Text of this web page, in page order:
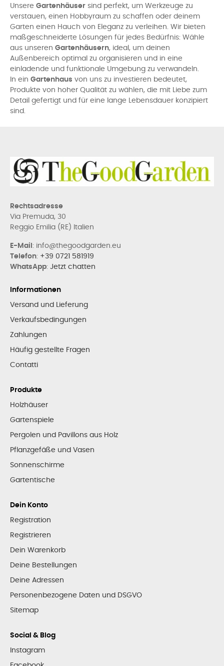
Unsere Gartenhäuser sind perfekt, um Werkzeuge zu
verstauen, einen Hobbyraum zu schaffen oder deinem
Garten einen Hauch von Eleganz zu verleihen. Wir bieten
maßgeschneiderte Lösungen für jedes Bedürfnis: Wähle
aus unseren Gartenhäusern, ideal, um deinen
Außenbereich optimal zu organisieren und in eine
einladende und funktionale Umgebung zu verwandeln.
In ein Gartenhaus von uns zu investieren bedeutet,
Produkte von hoher Qualität zu wählen, die mit Liebe zum
Detail gefertigt und für eine lange Lebensdauer konzipiert
sind.
Rechtsadresse
Via Premuda, 30
Reggio Emilia (RE) Italien
E-Mail : info@thegoodgarden.eu
Telefon: +39 0721 581919
WhatsApp: Jetzt chatten
Informationen
Versand und Lieferung
Verkaufsbedingungen
Zahlungen
Häufig gestellte Fragen
Contatti
Produkte
Holzhäuser
Gartenspiele
Pergolen und Pavillons aus Holz
Pflanzgefäße und Vasen
Sonnenschirme
Gartentische
Dein Konto
Registration
Registrieren
Dein Warenkorb
Deine Bestellungen
Deine Adressen
Personenbezogene Daten und DSGVO
Sitemap
Social & Blog
Instagram